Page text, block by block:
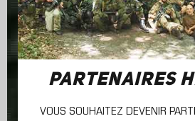
PARTENAIRES
VOUS SOUHAITEZ DEVENIR